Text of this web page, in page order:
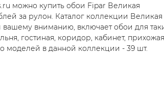
Японский стиль Все стили
Книги
Под кирпич
Однотонные
БРЕНДЫ
можно купить обои Fipar Великая
за рулон. Каталог коллекции Великая
вашему вниманию, включает обои для
гостиная, коридор, кабинет,
моделей в данной коллекции - 39 шт.